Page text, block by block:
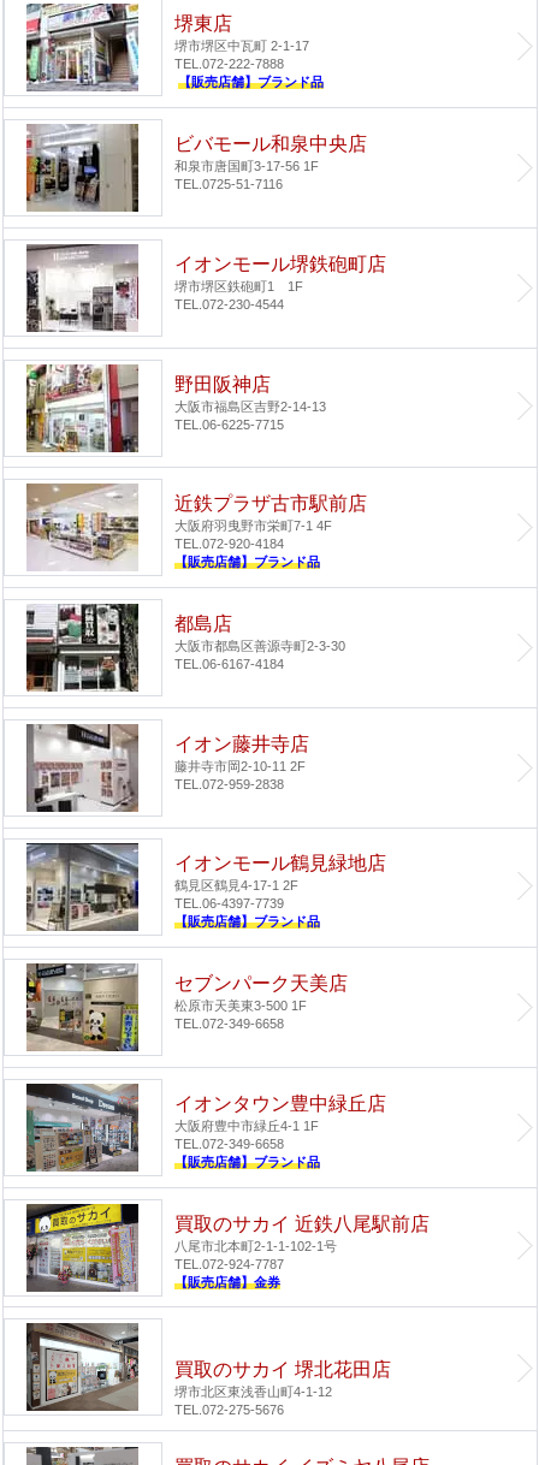
堺東店
堺市堺区中瓦町 2-1-17
TEL.072-222-7888
【販売店舗】ブランド品
ビバモール和泉中央店
和泉市唐国町3-17-56 1F
TEL.0725-51-7116
イオンモール堺鉄砲町店
堺市堺区鉄砲町1 1F
TEL.072-230-4544
野田阪神店
大阪市福島区吉野2-14-13
TEL.06-6225-7715
近鉄プラザ古市駅前店
大阪府羽曳野市栄町7-1 4F
TEL.072-920-4184
【販売店舗】ブランド品
都島店
大阪市都島区善源寺町2-3-30
TEL.06-6167-4184
イオン藤井寺店
藤井寺市岡2-10-11 2F
TEL.072-959-2838
イオンモール鶴見緑地店
鶴見区鶴見4-17-1 2F
TEL.06-4397-7739
【販売店舗】ブランド品
セブンパーク天美店
松原市天美東3-500 1F
TEL.072-349-6658
イオンタウン豊中緑丘店
大阪府豊中市緑丘4-1 1F
TEL.072-349-6658
【販売店舗】ブランド品
買取のサカイ 近鉄八尾駅前店
八尾市北本町2-1-1-102-1号
TEL.072-924-7787
【販売店舗】金券
買取のサカイ 堺北花田店
堺市北区東浅香山町4-1-12
TEL.072-275-5676